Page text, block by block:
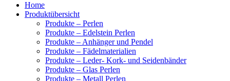
Home
Produktübersicht
Produkte – Perlen
Produkte – Edelstein Perlen
Produkte – Anhänger und Pendel
Produkte – Fädelmaterialien
Produkte – Leder- Kork- und Seidenbänder
Produkte – Glas Perlen
Produkte – Metall Perlen